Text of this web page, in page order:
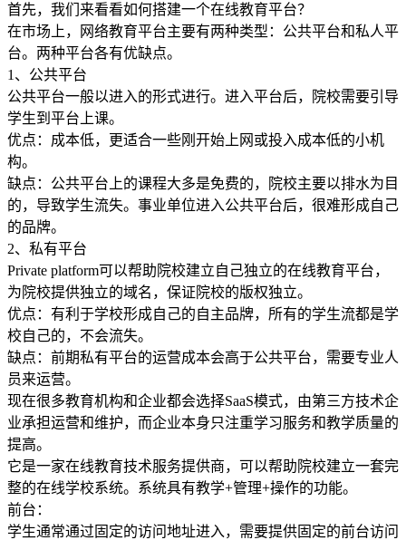
首先，我们来看看如何搭建一个在线教育平台？
在市场上，网络教育平台主要有两种类型：公共平台和私人平
台。两种平台各有优缺点。
1、公共平台
公共平台一般以进入的形式进行。进入平台后，院校需要引导
学生到平台上课。
优点：成本低，更适合一些刚开始上网或投入成本低的小机
构。
缺点：公共平台上的课程大多是免费的，院校主要以排水为目
的，导致学生流失。事业单位进入公共平台后，很难形成自己
的品牌。
2、私有平台
Private platform可以帮助院校建立自己独立的在线教育平台，
为院校提供独立的域名，保证院校的版权独立。
优点：有利于学校形成自己的自主品牌，所有的学生流都是学
校自己的，不会流失。
缺点：前期私有平台的运营成本会高于公共平台，需要专业人
员来运营。
现在很多教育机构和企业都会选择SaaS模式，由第三方技术企
业承担运营和维护，而企业本身只注重学习服务和教学质量的
提高。
它是一家在线教育技术服务提供商，可以帮助院校建立一套完
整的在线学校系统。系统具有教学+管理+操作的功能。
前台：
学生通常通过固定的访问地址进入，需要提供固定的前台访问